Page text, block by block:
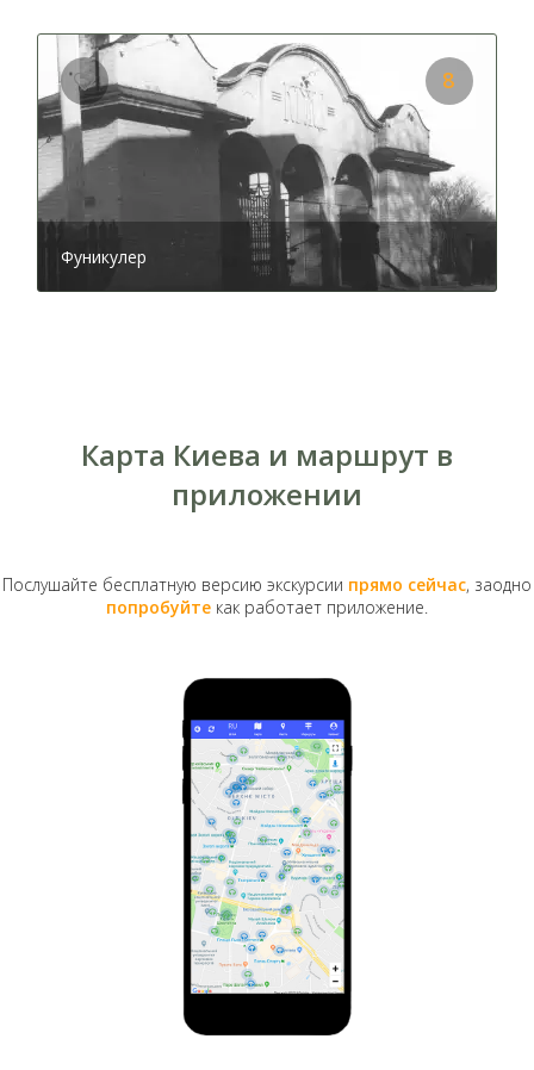
Фуникулер
8
Карта Киева и маршрут в
приложении
Послушайте бесплатную версию экскурсии прямо сейчас, заодно
попробуйте как работает приложение.